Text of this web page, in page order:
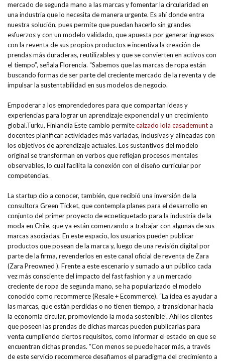
mercado de segunda mano a las marcas y fomentar la circularidad en
una industria que lo necesita de manera urgente. Es ahí donde entra
nuestra solución, pues permite que puedan hacerlo sin grandes
esfuerzos y con un modelo validado, que apuesta por generar ingresos
con la reventa de sus propios productos e incentiva la creación de
prendas más duraderas, reutilizables y que se convierten en activos con
el tiempo”, señala Florencia. “Sabemos que las marcas de ropa están
buscando formas de ser parte del creciente mercado de la reventa y de
impulsar la sustentabilidad en sus modelos de negocio.
Empoderar a los emprendedores para que compartan ideas y
experiencias para lograr un aprendizaje exponencial y un crecimiento
global.Turku, Finlandia Este cambio permitecalzado lola casademunta
docentes planificar actividades más variadas, inclusivas y alineadas con
los objetivos de aprendizaje actuales. Los sustantivos del modelo
original se transforman en verbos que reflejan procesos mentales
observables, lo cual facilita la conexión con el diseño curricular por
competencias.
La startup dio a conocer, también, que recibió una inversión de la
consultora Green Ticket, que contempla planes para el desarrollo en
conjunto del primer proyecto de ecoetiquetado para la industria de la
moda en Chile, que ya están comenzando a trabajar con algunas de sus
marcas asociadas. En este espacio, los usuarios pueden publicar
productos que posean de la marca y, luego de una revisión digital por
parte de la firma, revenderlos en este canal oficial de reventa de Zara
(Zara Preowned ). Frente a este escenario y sumado a un público cada
vez más consciente del impacto del fast fashion y a un mercado
creciente de ropa de segunda mano, se ha popularizado el modelo
conocido como recommerce (Resale + Ecommerce). “La idea es ayudar a
las marcas, que están perdidas o no tienen tiempo, a transicionar hacia
la economía circular, promoviendo la moda sostenible”. Ahí los clientes
que poseen las prendas de dichas marcas pueden publicarlas para
venta cumpliendo ciertos requisitos, como informar el estado en que se
encuentran dichas prendas. “Con menos se puede hacer más, a través
de este servicio recommerce desafiamos el paradigma del crecimiento a